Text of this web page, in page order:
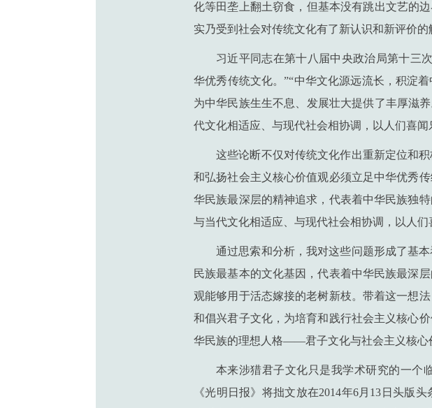
化等田垄上翻土窃食，但基本没有跳出文艺的
实乃受到社会对传统文化有了新认识和新评价的
习近平同志在第十八届中央政治局第十三
华优秀传统文化。”“中华文化源远流长，积淀
为中华民族生生不息、发展壮大提供了丰厚滋
代文化相适应、与现代社会相协调，以人们喜
这些论断不仅对传统文化作出重新定位和
和弘扬社会主义核心价值观必须立足中华优秀
华民族最深层的精神追求，代表着中华民族独
与当代文化相适应、与现代社会相协调，以人
通过思索和分析，我对这些问题形成了基
民族最基本的文化基因，代表着中华民族最深
观能够用于活态嫁接的老树新枝。带着这一想
和倡兴君子文化，为培育和践行社会主义核心
华民族的理想人格——君子文化与社会主义核心
本来涉猎君子文化只是我学术研究的一个
《光明日报》将拙文放在2014年6月13日头版